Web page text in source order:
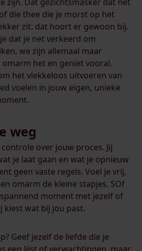
die thee die je morst op het
zit: dat hoort er gewoon bij.
dat je net verkeerd om
we zijn allemaal maar
omarm het en geniet vooral.
het vlekkeloos uitvoeren van
voelen in jouw eigen, unieke
weg
over jouw proces. Jij
je laat gaan en wat je opnieuw
geen vaste regels. Voel je vrij,
omarm de kleine stapjes. SOf
moment met jezelf of
kiest wat bij jou past.
Geef jezelf de liefde die je
een lijst of verwachtingen, maar